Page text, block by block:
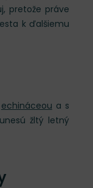
pretože práve
k ďalšiemu
echináceou a s
žltý letný